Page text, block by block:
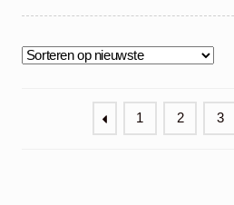
1 2 3